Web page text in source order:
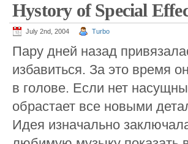
Hystory of Special
July 2nd, 2004 Turbo
Пару дней назад
избавиться. За это время
в голове. Если нет
обрастает все новыми
Идея изначально